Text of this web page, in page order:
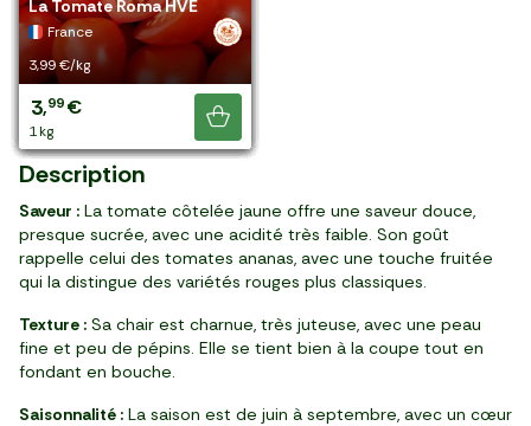
BIO
France
6,99 €/kg
6,99€
1 kg
BIO
France
6,83 €/kg
6,83€
1 kg
Crimée
France
5,99 €/kg
5,99€
1 kg
La Tomate ronde verte BIO
France
6,59 €/kg
3,95€
600 g (≈5-6 pièces)
La Tomate ananas
France
5,99 €/kg
5,99€
1 kg
La Tomate à farcir
France
5,29 €/kg
5,08€
par 4 (960 g)
BIO
France
7,49 €/kg
7,49€
1 kg
BIO
France
6,99 €/kg
6,99€
1 kg
La Tomate rouge divinina
France
4,99 €/kg
4,99€
1 kg (≈4-6 pièces)
La Tomate redzebra BIO
France
6,49 €/kg
3,89€
600 g (≈5-6 pièces)
La Tomate côtelée rouge
France
5,99 €/kg
5,99€
1 kg
anciennes en colis
France
7,66 €/kg
11,49€
colis (1,5 kg)
Tomate grappe Avalantino
France
4,99 €/kg
4,99€
1 kg
La Tomate Roma HVE
France
3,99 €/kg
3,99€
1 kg
a plus, il y en a
encore !
Je découvre
Description
Saveur : La tomate côtelée jaune offre une saveur douce,
presque sucrée, avec une acidité très faible. Son goût
rappelle celui des tomates ananas, avec une touche fruitée
qui la distingue des variétés rouges plus classiques.
Texture : Sa chair est charnue, très juteuse, avec une peau
fine et peu de pépins. Elle se tient bien à la coupe tout en
fondant en bouche.
Saisonnalité : La saison est de juin à septembre, avec un cœur